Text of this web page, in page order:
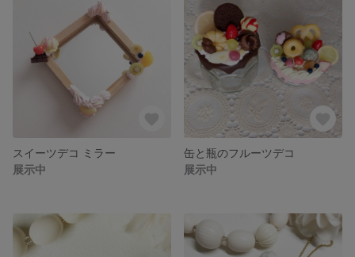
スイーツデコ ミラー
展示中
缶と瓶のフルーツデコ
展示中